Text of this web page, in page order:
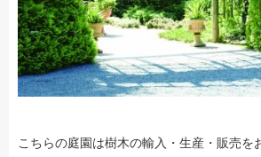
こちらの庭園は樹木の輸入・生産・販売を